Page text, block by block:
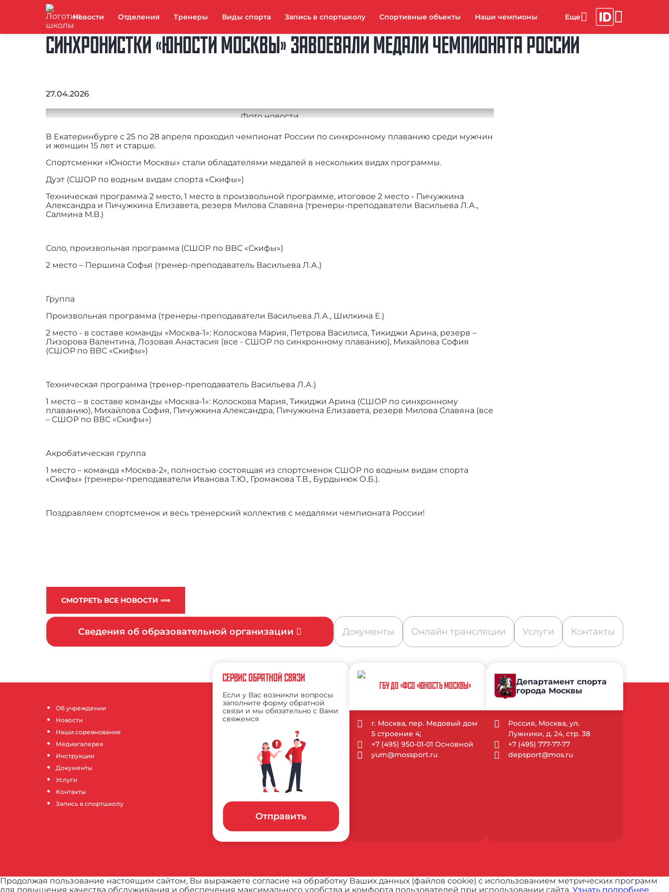
Новости Отделения Тренеры Виды спорта Запись в спортшколу Спортивные объекты Наши чемпионы
СИНХРОНИСТКИ «ЮНОСТИ МОСКВЫ» ЗАВОЕВАЛИ МЕДАЛИ ЧЕМПИОНАТА РОССИИ
27.04.2026
В Екатеринбурге с 25 по 28 апреля проходил чемпионат России по синхронному плаванию среди мужчин
и женщин 15 лет и старше.
Спортсменки «Юности Москвы» стали обладателями медалей в нескольких видах программы.
Дуэт (СШОР по водным видам спорта «Скифы»)
Техническая программа 2 место, 1 место в произвольной программе, итоговое 2 место - Пичужкина
Александра и Пичужкина Елизавета, резерв Милова Славяна (тренеры-преподаватели Васильева Л.А.,
Салмина М.В.)
Соло, произвольная программа (СШОР по ВВС «Скифы»)
2 место – Першина Софья (тренер-преподаватель Васильева Л.А.)
Группа
Произвольная программа (тренеры-преподаватели Васильева Л.А., Шилкина Е.)
2 место - в составе команды «Моcква-1»: Колоскова Мария, Петрова Василиса, Тикиджи Арина, резерв –
Лизорова Валентина, Лозовая Анастасия (все - СШОР по синхронному плаванию), Михайлова София
(СШОР по ВВС «Скифы»)
Техническая программа (тренер-преподаватель Васильева Л.А.)
1 место – в составе команды «Москва-1»: Колоскова Мария, Тикиджи Арина (СШОР по синхронному
плаванию), Михайлова София, Пичужкина Александра, Пичужкина Елизавета, резерв Милова Славяна (все
– СШОР по ВВС «Скифы»)
Акробатическая группа
1 место – команда «Москва-2», полностью состоящая из спортсменок СШОР по водным видам спорта
«Скифы» (тренеры-преподаватели Иванова Т.Ю., Громакова Т.В., Бурдынюк О.Б.).
Поздравляем спортсменок и весь тренерский коллектив с медалями чемпионата России!
СМОТРЕТЬ ВСЕ НОВОСТИ ⟹
Сведения об образовательной организации Документы Онлайн трансляции Услуги Контакты
Об учреждении
Новости
Наши соревнования
Медиагалерея
Инструкции
Документы
Услуги
Контакты
Запись в спортшколу
СЕРВИС ОБРАТНОЙ СВЯЗИ
Если у Вас возникли вопросы
заполните форму обратной
связи и мы обязательно с Вами
свяжемся
Отправить
ГБУ ДО «ФСО «ЮНОСТЬ МОСКВЫ»
г. Москва, пер. Медовый дом
5 строение 4;
+7 (495) 950-01-01 Основной
yum@mossport.ru
Департамент спорта
города Москвы
Россия, Москва, ул.
Лужники, д. 24, стр. 38
+7 (495) 777-77-77
depsport@mos.ru
Продолжая пользование настоящим сайтом, Вы выражаете согласие на обработку Ваших данных (файлов cookie) с использованием метрических программ
для повышения качества обслуживания и обеспечения максимального удобства и комфорта пользователей при использовании сайта. Узнать подробнее.